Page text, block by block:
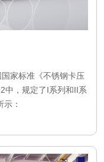
家标准《不锈钢卡压
中，规定了I系列和II系
：